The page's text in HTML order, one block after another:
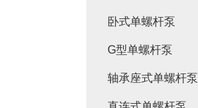
卧式单螺杆泵
G型单螺杆泵
轴承座式单螺杆泵